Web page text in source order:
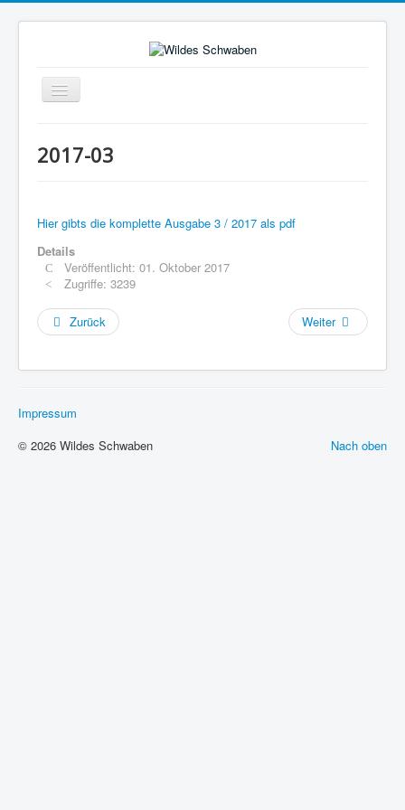
Navigation
an/aus
Ausgaben
2017-03
Hier gibts die komplette Ausgabe 3 / 2017 als pdf
Details
Veröffentlicht: 01. Oktober 2017
Zugriffe: 3239
Zurück Weiter
Impressum
Nach oben
© 2026 Wildes Schwaben